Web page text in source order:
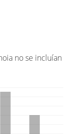
no se incluían